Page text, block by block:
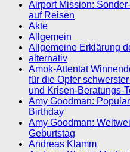
Airport Mission:
auf Reisen
Akte
Allgemein
Allgemeine Erklärung
alternativ
Amok-Attentat
für die Opfer
und Krisen-Beratungs-
Amy Goodman:
Birthday
Amy Goodman:
Geburtstag
Andreas Klamm